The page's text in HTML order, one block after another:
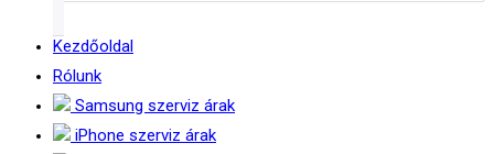
Kezdőoldal
Rólunk
Samsung szerviz árak
iPhone szerviz árak